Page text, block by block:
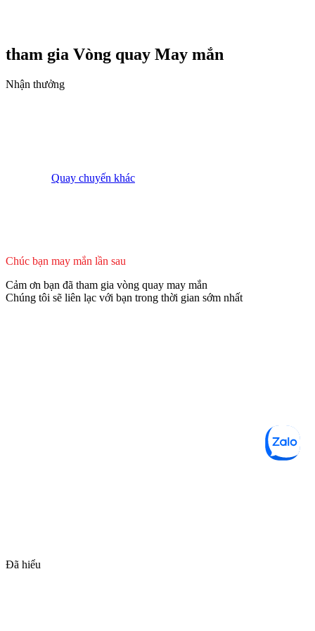
tham gia Vòng quay May mắn
Nhận thưởng
Quay chuyến khác
Chúc bạn may mắn lần sau
Cảm ơn bạn đã tham gia vòng quay may mắn
Chúng tôi sẽ liên lạc với bạn trong thời gian sớm nhất
Đã hiểu